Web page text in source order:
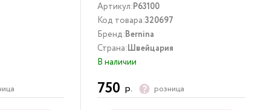
Артикул:P63100
Код товара:320697
Бренд:Bernina
Страна:Швейцария
В наличии
750 р. розница